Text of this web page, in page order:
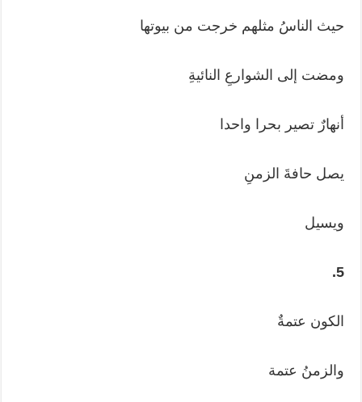
حيث الناسُ مثلهم خرجت من بيوتها
ومضت إلى الشوارعِ النائيةِ
أنهارٌ تصير بحرا واحدا
يصل حافةَ الزمنِ
ويسيل
5.
الكون عتمةٌ
والزمنُ عتمة